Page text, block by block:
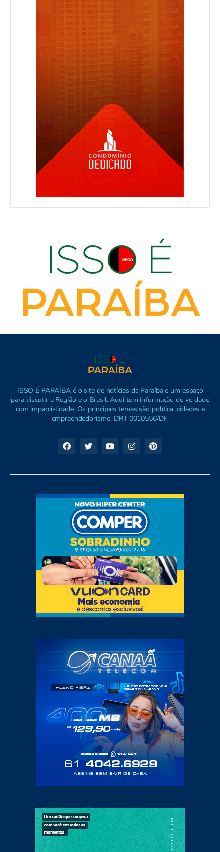
ISSO É PARAÍBA é o site de notícias da Paraíba e um espaço
para discutir a Região e o Brasil. Aqui tem informação de verdade
com imparcialidade. Os principais temas são política, cidades e
empreendedorismo. DRT 0010556/DF.